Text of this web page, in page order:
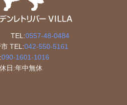
TEL:0557-48-0484
TEL:042-550-5161
090-1601-1016
日:年中無休